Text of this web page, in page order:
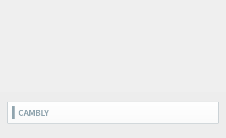
CAMBLY